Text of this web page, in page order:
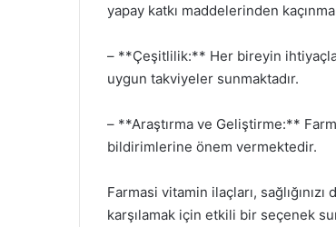
yapay katkı maddelerinden
– **Çeşitlilik:** Her bireyin
uygun takviyeler sunmaktadır.
– **Araştırma ve Geliştirme:**
bildirimlerine önem vermektedir.
Farmasi vitamin ilaçları,
karşılamak için etkili bir seçenek